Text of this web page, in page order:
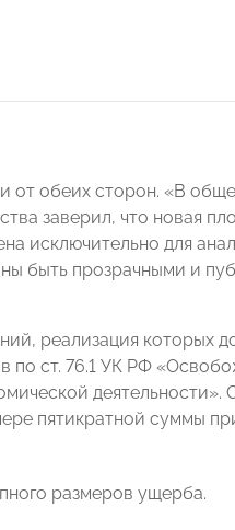
от обеих сторон. «В
заверил, что новая
исключительно для
быть прозрачными и
реализация которых
по ст. 76.1 УК РФ
деятельности».
пятикратной суммы
размеров ущерба.